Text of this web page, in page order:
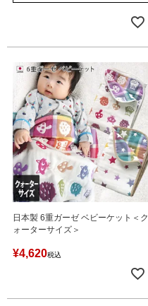
日本製 6重ガーゼ ベビーケット＜ク
ォーターサイズ＞
¥4,620税込